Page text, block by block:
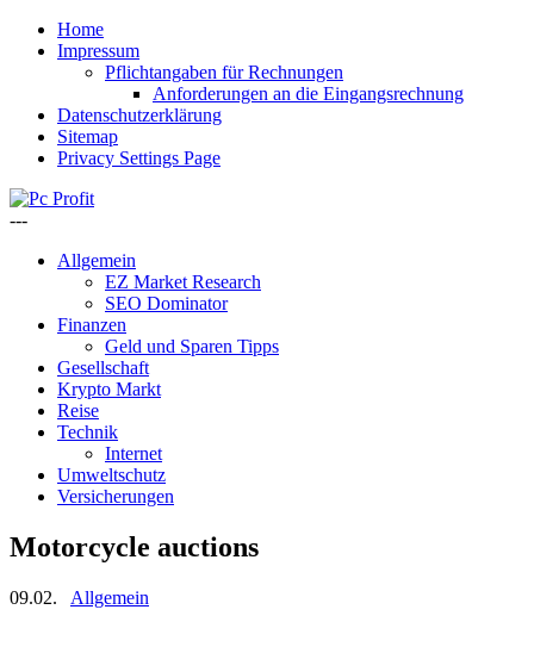
Home
Impressum
Pflichtangaben für Rechnungen
Anforderungen an die Eingangsrechnung
Datenschutzerklärung
Sitemap
Privacy Settings Page
---
Allgemein
EZ Market Research
SEO Dominator
Finanzen
Geld und Sparen Tipps
Gesellschaft
Krypto Markt
Reise
Technik
Internet
Umweltschutz
Versicherungen
Motorcycle auctions
09.02. Allgemein